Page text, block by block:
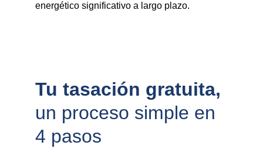
energético significativo a largo plazo.
Tu tasación gratuita,
un proceso simple en
4 pasos